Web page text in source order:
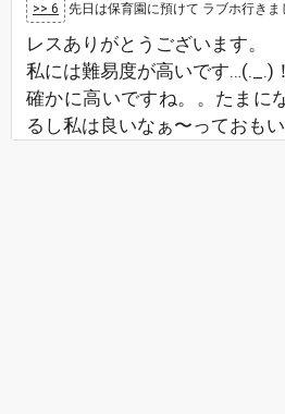
>> 6 先日は保育園に預けて ラブホ行きました。 広いお風呂良かっ
レスありがとうございます。
私には難易度が高いです…(._.)！
確かに高いですね。。たまに
るし私は良いなぁ〜っておもい